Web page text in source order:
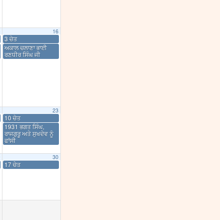
16
3 ਚੇਤ
ਅਕਾਲ ਚਲਾਣਾ ਭਾਈ
ਰਣਧੀਰ ਸਿੰਘ ਜੀ
23
10 ਚੇਤ
1931 ਭਗਤ ਸਿੰਘ,
ਰਾਜਗੁਰੂ ਅਤੇ ਸੁਖਦੇਵ ਨੂੰ
ਫਾਂਸੀ
30
17 ਚੇਤ